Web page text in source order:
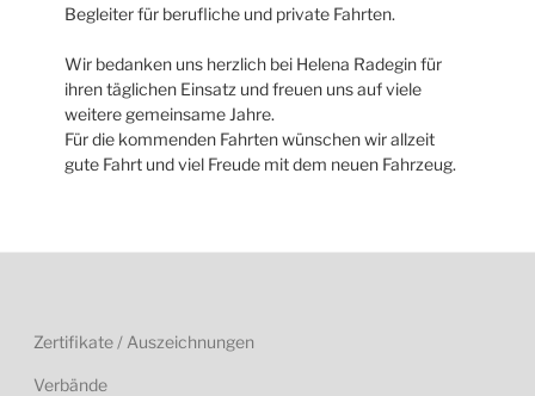
Begleiter für berufliche und private Fahrten.
Wir bedanken uns herzlich bei Helena Radegin für
ihren täglichen Einsatz und freuen uns auf viele
weitere gemeinsame Jahre.
Für die kommenden Fahrten wünschen wir allzeit
gute Fahrt und viel Freude mit dem neuen Fahrzeug.
Zertifikate / Auszeichnungen
Verbände